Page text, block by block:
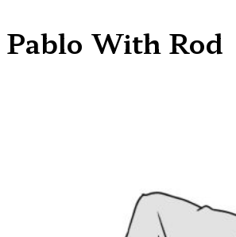
Pablo With Rod